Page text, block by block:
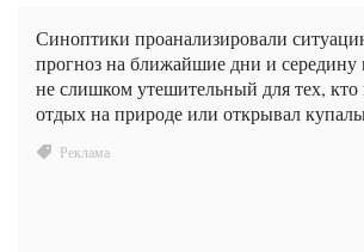
Синоптики проанализировали
прогноз на ближайшие дни и середину
не слишком утешительный для тех, кто
отдых на природе или открывал